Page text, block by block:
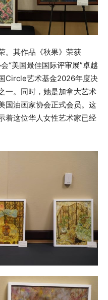
。其作品《秋果》荣获
“美国最佳国际评审展”卓越
Circle艺术基金2026年度决
一。同时，她是加拿大艺术
国油画家协会正式会员。这
着这位华人女性艺术家已经